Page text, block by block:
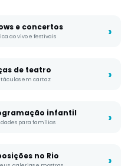
e concertos
ao vivo e festivais
de teatro
em cartaz
infantil
para famílias
no Rio